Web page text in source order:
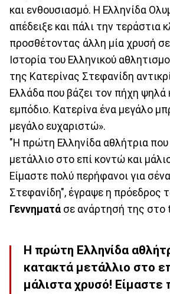
και ενθουσιασμό. Η Ελληνίδα
απέδειξε και πάλι την τεράστια
προσθέτοντας άλλη μία χρυσή
Ιστορία του Ελληνικού
της Κατερίνας Στεφανίδη
Ελλάδα που βάζει τον πήχη ψηλά
εμπόδιο. Κατερίνα ένα μεγάλο
μεγάλο ευχαριστώ».
"Η πρώτη Ελληνίδα αθλήτρια
μετάλλιο στο επί κοντώ και
Είμαστε πολύ περήφανοι για
Στεφανίδη", έγραψε η πρόεδρος
Γεννηματά σε ανάρτησή της στο
Η πρώτη Ελληνίδα
κατακτά μετάλλιο στο
μάλιστα χρυσό! Είμαστε